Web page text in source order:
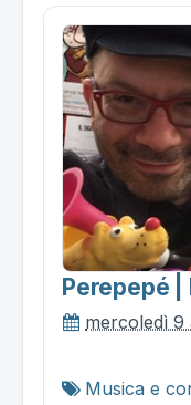
Perepepé |
mercoledì 9
Musica e